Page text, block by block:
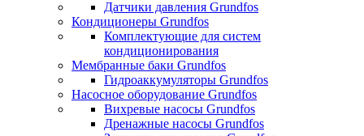
Датчики давления Grundfos
Кондиционеры Grundfos
Комплектующие для систем
кондиционирования
Мембранные баки Grundfos
Гидроаккумуляторы Grundfos
Насосное оборудование Grundfos
Вихревые насосы Grundfos
Дренажные насосы Grundfos